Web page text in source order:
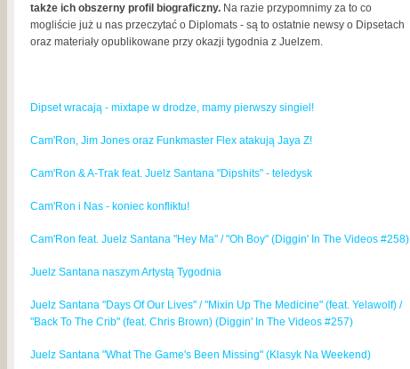
także ich obszerny profil biograficzny. Na razie przypomnimy za to co
mogliście już u nas przeczytać o Diplomats - są to ostatnie newsy o Dipsetach
oraz materiały opublikowane przy okazji tygodnia z Juelzem.
Dipset wracają - mixtape w drodze, mamy pierwszy singiel!
Cam'Ron, Jim Jones oraz Funkmaster Flex atakują Jaya Z!
Cam'Ron & A-Trak feat. Juelz Santana "Dipshits" - teledysk
Cam'Ron i Nas - koniec konfliktu!
Cam'Ron feat. Juelz Santana "Hey Ma" / "Oh Boy" (Diggin' In The Videos #258)
Juelz Santana naszym Artystą Tygodnia
Juelz Santana "Days Of Our Lives" / "Mixin Up The Medicine" (feat. Yelawolf) /
"Back To The Crib" (feat. Chris Brown) (Diggin' In The Videos #257)
Juelz Santana "What The Game's Been Missing" (Klasyk Na Weekend)